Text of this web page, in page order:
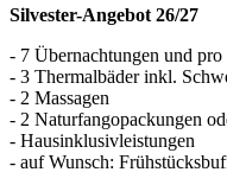
Silvester-Angebot 26/27
- 7 Übernachtungen und pro
- 3 Thermalbäder inkl.
- 2 Massagen
- 2 Naturfangopackungen
- Hausinklusivleistungen
- auf Wunsch: